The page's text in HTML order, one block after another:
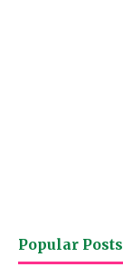
Popular Posts